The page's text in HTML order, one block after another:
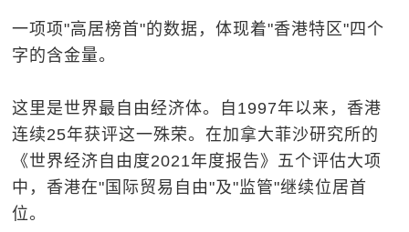
一项项"高居榜首"的数据，体现着"香港特区"四个
字的含金量。
这里是世界最自由经济体。自1997年以来，香港
连续25年获评这一殊荣。在加拿大菲沙研究所的
《世界经济自由度2021年度报告》五个评估大项
中，香港在"国际贸易自由"及"监管"继续位居首
位。